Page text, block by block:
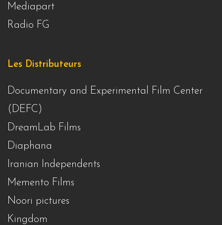
Mediapart
Radio FG
Les Distributeurs
Documentary and Experimental Film Center
(DEFC)
DreamLab Films
Diaphana
Iranian Independents
Memento Films
Noori pictures
Kingdom